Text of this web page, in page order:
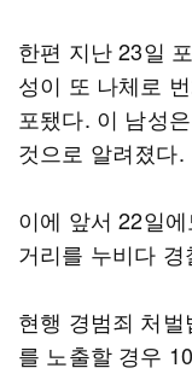
한편 지난 23일
성이 또 나체로
포됐다. 이 남성
것으로 알려졌다.
이에 앞서 22일
거리를 누비다
현행 경범죄 처
를 노출할 경우